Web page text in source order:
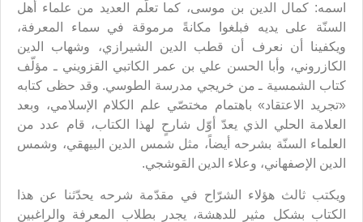
اسمه: كمال الدين بن موسى، كما تعلّم العديد من علماء أهل
السنّة على يديه فبلغوا مكانةً مرموقة في سماء المعرفة،
ويكفينا أن نعرف أن قطب الدين الشيرازي، وشهاب الدين
الكازروني، وأبا الحسن علي بن عمر الكاتبي القزويني ـ مؤلّف
كتاب الشمسية ـ من خريجي مدرسة الطوسي. وقد حظى كتابه
«تجريد الاعتقاد» باهتمام مختصّي علم الكلام الإسلامي، وبعد
العلامة الحلي الذي يعدّ أوّل شارحٍ لهذا الكتاب، قام عدد من
العلماء السنّة بشرحه أيضاً، مثل شمس الدين البيهقي، وشمس
الدين الإصفهاني، وعلاء الدين القوشجي.
ويكتب ثالث هؤلاء الشرّاح في مقدّمة شرحه يحدّثنا عن هذا
الكتاب بشكل مثير للدهشة، يجدر بطلاب المعرفة والراغبين